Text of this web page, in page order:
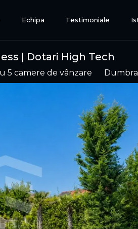
Echipa Testimoniale
| Dotari High Tech
5 camere de vânzare